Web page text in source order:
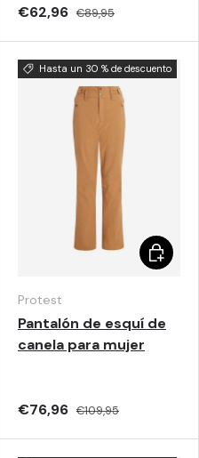
€62,96 €89,95
Hasta un 30 % de descuento
Protest
Pantalón de esquí de
canela para mujer
€76,96 €109,95
Elegir